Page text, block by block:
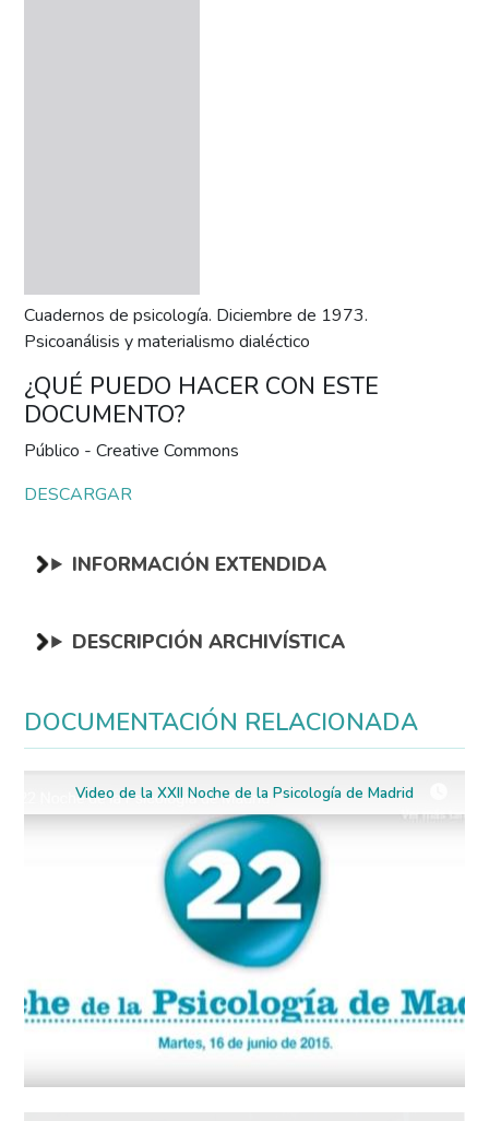
Cuadernos de psicología. Diciembre de 1973.
Psicoanálisis y materialismo dialéctico
¿QUÉ PUEDO HACER CON ESTE
DOCUMENTO?
Público - Creative Commons
DESCARGAR
INFORMACIÓN EXTENDIDA
DESCRIPCIÓN ARCHIVÍSTICA
DOCUMENTACIÓN RELACIONADA
Video de la XXII Noche de la Psicología de Madrid